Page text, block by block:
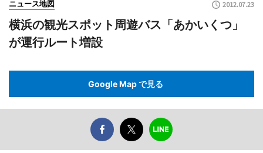
ニュース地図 2012.07.23
横浜の観光スポット周遊バス「あかいくつ」
が運行ルート増設
Google Map で見る